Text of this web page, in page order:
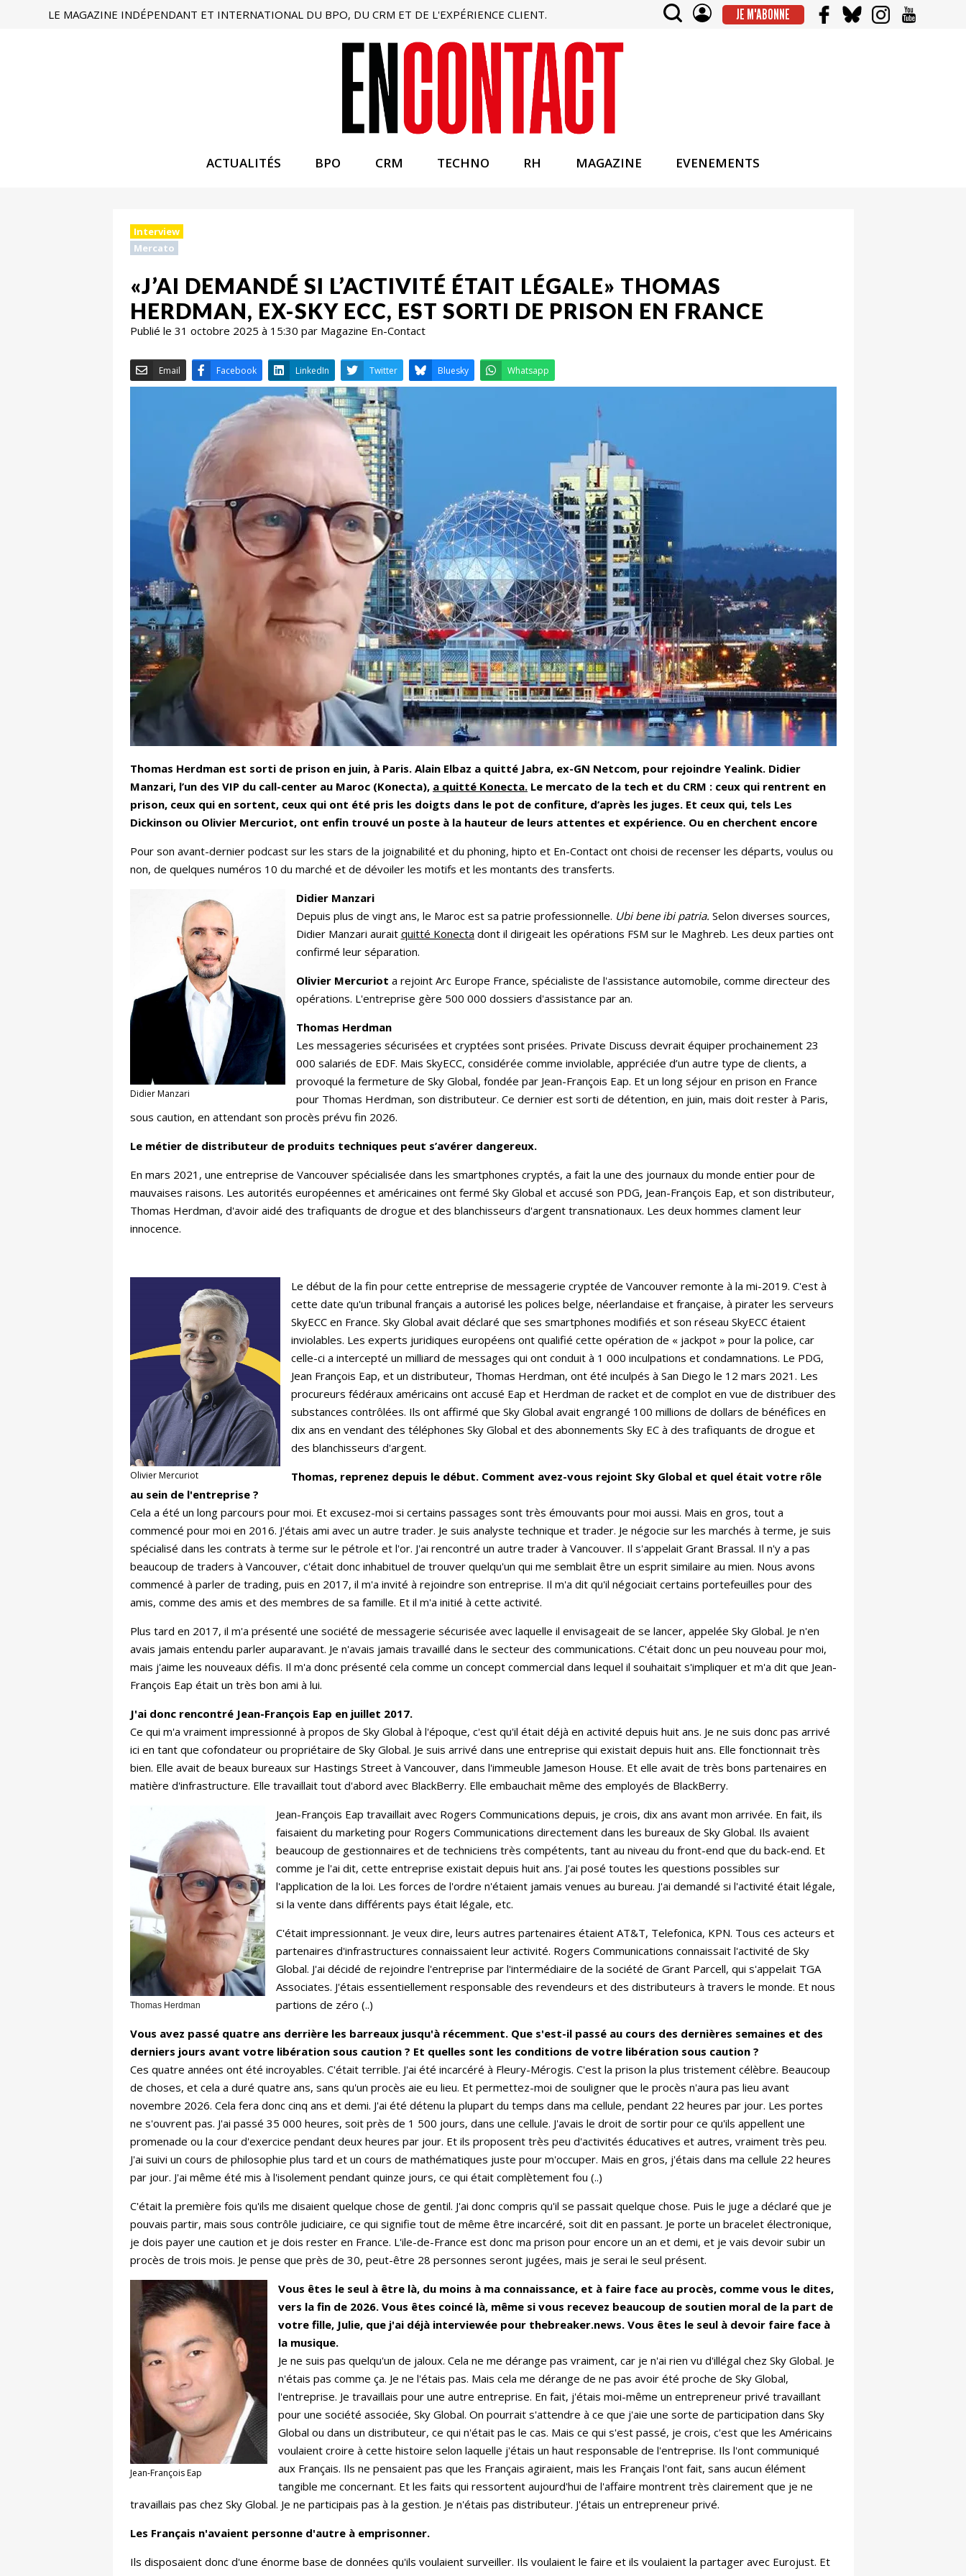
LE MAGAZINE INDÉPENDANT ET INTERNATIONAL DU BPO, DU CRM ET DE L'EXPÉRIENCE CLIENT. JE M'ABONNE
ACTUALITÉS BPO CRM TECHNO RH MAGAZINE EVENEMENTS
Interview
Mercato
«J’AI DEMANDÉ SI L’ACTIVITÉ ÉTAIT LÉGALE» THOMAS
HERDMAN, EX-SKY ECC, EST SORTI DE PRISON EN FRANCE
Publié le 31 octobre 2025 à 15:30 par Magazine En-Contact
Email Facebook LinkedIn Bluesky Whatsapp
Thomas Herdman est sorti de prison en juin, à Paris. Alain Elbaz a quitté Jabra, ex-GN Netcom, pour rejoindre Yealink. Didier
Manzari, l’un des VIP du call-center au Maroc (Konecta), a quitté Konecta. Le mercato de la tech et du CRM : ceux qui rentrent en
prison, ceux qui en sortent, ceux qui ont été pris les doigts dans le pot de confiture, d’après les juges. Et ceux qui, tels Les
Dickinson ou Olivier Mercuriot, ont enfin trouvé un poste à la hauteur de leurs attentes et expérience. Ou en cherchent encore
Pour son avant-dernier podcast sur les stars de la joignabilité et du phoning, hipto et En-Contact ont choisi de recenser les départs, voulus ou
non, de quelques numéros 10 du marché et de dévoiler les motifs et les montants des transferts.
Didier Manzari
Didier Manzari
Depuis plus de vingt ans, le Maroc est sa patrie professionnelle. Ubi bene ibi patria. Selon diverses sources,
Didier Manzari aurait quitté Konecta dont il dirigeait les opérations FSM sur le Maghreb. Les deux parties ont
confirmé leur séparation.
Olivier Mercuriot a rejoint Arc Europe France, spécialiste de l'assistance automobile, comme directeur des
opérations. L'entreprise gère 500 000 dossiers d'assistance par an.
Thomas Herdman
Les messageries sécurisées et cryptées sont prisées. Private Discuss devrait équiper prochainement 23
000 salariés de EDF. Mais SkyECC, considérée comme inviolable, appréciée d’un autre type de clients, a
provoqué la fermeture de Sky Global, fondée par Jean-François Eap. Et un long séjour en prison en France
pour Thomas Herdman, son distributeur. Ce dernier est sorti de détention, en juin, mais doit rester à Paris,
sous caution, en attendant son procès prévu fin 2026.
Le métier de distributeur de produits techniques peut s’avérer dangereux.
En mars 2021, une entreprise de Vancouver spécialisée dans les smartphones cryptés, a fait la une des journaux du monde entier pour de
mauvaises raisons. Les autorités européennes et américaines ont fermé Sky Global et accusé son PDG, Jean-François Eap, et son distributeur,
Thomas Herdman, d'avoir aidé des trafiquants de drogue et des blanchisseurs d'argent transnationaux. Les deux hommes clament leur
innocence.
Olivier Mercuriot
Le début de la fin pour cette entreprise de messagerie cryptée de Vancouver remonte à la mi-2019. C'est à
cette date qu'un tribunal français a autorisé les polices belge, néerlandaise et française, à pirater les serveurs
SkyECC en France. Sky Global avait déclaré que ses smartphones modifiés et son réseau SkyECC étaient
inviolables. Les experts juridiques européens ont qualifié cette opération de « jackpot » pour la police, car
celle-ci a intercepté un milliard de messages qui ont conduit à 1 000 inculpations et condamnations. Le PDG,
Jean François Eap, et un distributeur, Thomas Herdman, ont été inculpés à San Diego le 12 mars 2021. Les
procureurs fédéraux américains ont accusé Eap et Herdman de racket et de complot en vue de distribuer des
substances contrôlées. Ils ont affirmé que Sky Global avait engrangé 100 millions de dollars de bénéfices en
dix ans en vendant des téléphones Sky Global et des abonnements Sky EC à des trafiquants de drogue et
des blanchisseurs d'argent.
Thomas, reprenez depuis le début. Comment avez-vous rejoint Sky Global et quel était votre rôle
au sein de l'entreprise ?
Cela a été un long parcours pour moi. Et excusez-moi si certains passages sont très émouvants pour moi aussi. Mais en gros, tout a
commencé pour moi en 2016. J'étais ami avec un autre trader. Je suis analyste technique et trader. Je négocie sur les marchés à terme, je suis
spécialisé dans les contrats à terme sur le pétrole et l'or. J'ai rencontré un autre trader à Vancouver. Il s'appelait Grant Brassal. Il n'y a pas
beaucoup de traders à Vancouver, c'était donc inhabituel de trouver quelqu'un qui me semblait être un esprit similaire au mien. Nous avons
commencé à parler de trading, puis en 2017, il m'a invité à rejoindre son entreprise. Il m'a dit qu'il négociait certains portefeuilles pour des
amis, comme des amis et des membres de sa famille. Et il m'a initié à cette activité.
Plus tard en 2017, il m'a présenté une société de messagerie sécurisée avec laquelle il envisageait de se lancer, appelée Sky Global. Je n'en
avais jamais entendu parler auparavant. Je n'avais jamais travaillé dans le secteur des communications. C'était donc un peu nouveau pour moi,
mais j'aime les nouveaux défis. Il m'a donc présenté cela comme un concept commercial dans lequel il souhaitait s'impliquer et m'a dit que Jean-
François Eap était un très bon ami à lui.
J'ai donc rencontré Jean-François Eap en juillet 2017.
Ce qui m'a vraiment impressionné à propos de Sky Global à l'époque, c'est qu'il était déjà en activité depuis huit ans. Je ne suis donc pas arrivé
ici en tant que cofondateur ou propriétaire de Sky Global. Je suis arrivé dans une entreprise qui existait depuis huit ans. Elle fonctionnait très
bien. Elle avait de beaux bureaux sur Hastings Street à Vancouver, dans l'immeuble Jameson House. Et elle avait de très bons partenaires en
matière d'infrastructure. Elle travaillait tout d'abord avec BlackBerry. Elle embauchait même des employés de BlackBerry.
Thomas Herdman
Jean-François Eap travaillait avec Rogers Communications depuis, je crois, dix ans avant mon arrivée. En fait, ils
faisaient du marketing pour Rogers Communications directement dans les bureaux de Sky Global. Ils avaient
beaucoup de gestionnaires et de techniciens très compétents, tant au niveau du front-end que du back-end. Et
comme je l'ai dit, cette entreprise existait depuis huit ans. J'ai posé toutes les questions possibles sur
l'application de la loi. Les forces de l'ordre n'étaient jamais venues au bureau. J'ai demandé si l'activité était légale,
si la vente dans différents pays était légale, etc.
C'était impressionnant. Je veux dire, leurs autres partenaires étaient AT&T, Telefonica, KPN. Tous ces acteurs et
partenaires d'infrastructures connaissaient leur activité. Rogers Communications connaissait l'activité de Sky
Global. J'ai décidé de rejoindre l'entreprise par l'intermédiaire de la société de Grant Parcell, qui s'appelait TGA
Associates. J'étais essentiellement responsable des revendeurs et des distributeurs à travers le monde. Et nous
partions de zéro (..)
Vous avez passé quatre ans derrière les barreaux jusqu'à récemment. Que s'est-il passé au cours des dernières semaines et des
derniers jours avant votre libération sous caution ? Et quelles sont les conditions de votre libération sous caution ?
Ces quatre années ont été incroyables. C'était terrible. J'ai été incarcéré à Fleury-Mérogis. C'est la prison la plus tristement célèbre. Beaucoup
de choses, et cela a duré quatre ans, sans qu'un procès aie eu lieu. Et permettez-moi de souligner que le procès n'aura pas lieu avant
novembre 2026. Cela fera donc cinq ans et demi. J'ai été détenu la plupart du temps dans ma cellule, pendant 22 heures par jour. Les portes
ne s'ouvrent pas. J'ai passé 35 000 heures, soit près de 1 500 jours, dans une cellule. J'avais le droit de sortir pour ce qu'ils appellent une
promenade ou la cour d'exercice pendant deux heures par jour. Et ils proposent très peu d'activités éducatives et autres, vraiment très peu.
J'ai suivi un cours de philosophie plus tard et un cours de mathématiques juste pour m'occuper. Mais en gros, j'étais dans ma cellule 22 heures
par jour. J'ai même été mis à l'isolement pendant quinze jours, ce qui était complètement fou (..)
C'était la première fois qu'ils me disaient quelque chose de gentil. J'ai donc compris qu'il se passait quelque chose. Puis le juge a déclaré que je
pouvais partir, mais sous contrôle judiciaire, ce qui signifie tout de même être incarcéré, soit dit en passant. Je porte un bracelet électronique,
je dois payer une caution et je dois rester en France. L'ile-de-France est donc ma prison pour encore un an et demi, et je vais devoir subir un
procès de trois mois. Je pense que près de 30, peut-être 28 personnes seront jugées, mais je serai le seul présent.
Jean-François Eap
Vous êtes le seul à être là, du moins à ma connaissance, et à faire face au procès, comme vous le dites,
vers la fin de 2026. Vous êtes coincé là, même si vous recevez beaucoup de soutien moral de la part de
votre fille, Julie, que j'ai déjà interviewée pour thebreaker.news. Vous êtes le seul à devoir faire face à
la musique.
Je ne suis pas quelqu'un de jaloux. Cela ne me dérange pas vraiment, car je n'ai rien vu d'illégal chez Sky Global. Je
n'étais pas comme ça. Je ne l'étais pas. Mais cela me dérange de ne pas avoir été proche de Sky Global,
l'entreprise. Je travaillais pour une autre entreprise. En fait, j'étais moi-même un entrepreneur privé travaillant
pour une société associée, Sky Global. On pourrait s'attendre à ce que j'aie une sorte de participation dans Sky
Global ou dans un distributeur, ce qui n'était pas le cas. Mais ce qui s'est passé, je crois, c'est que les Américains
voulaient croire à cette histoire selon laquelle j'étais un haut responsable de l'entreprise. Ils l'ont communiqué
aux Français. Ils ne pensaient pas que les Français agiraient, mais les Français l'ont fait, sans aucun élément
tangible me concernant. Et les faits qui ressortent aujourd'hui de l'affaire montrent très clairement que je ne
travaillais pas chez Sky Global. Je ne participais pas à la gestion. Je n'étais pas distributeur. J'étais un entrepreneur privé.
Les Français n'avaient personne d'autre à emprisonner.
Ils disposaient donc d'une énorme base de données qu'ils voulaient surveiller. Ils voulaient le faire et ils voulaient la partager avec Eurojust. Et